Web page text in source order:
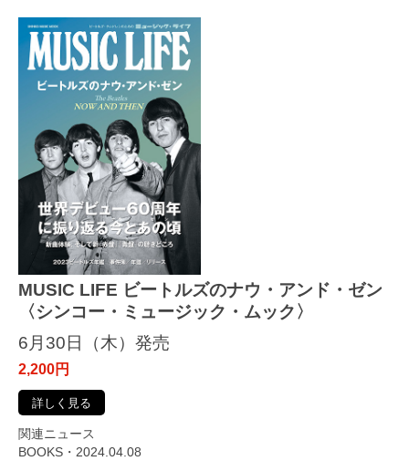
MUSIC LIFE ビートルズのナウ・アンド・ゼン
〈シンコー・ミュージック・ムック〉
6月30日（木）発売
2,200円
詳しく見る
関連ニュース
BOOKS・2024.04.08